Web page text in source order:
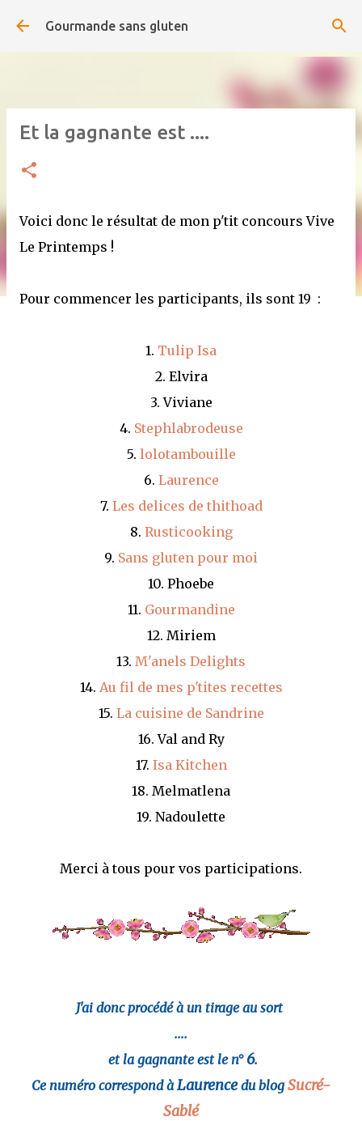
Accéder au contenu principal
Gourmande sans gluten
Et la gagnante est ....
Voici donc le résultat de mon p'tit concours Vive
Le Printemps !
Pour commencer les participants, ils sont 19 :
1. Tulip Isa
2. Elvira
3. Viviane
4. Stephlabrodeuse
5. lolotambouille
6. Laurence
7. Les delices de thithoad
8. Rusticooking
9. Sans gluten pour moi
10. Phoebe
11. Gourmandine
12. Miriem
13. M'anels Delights
14. Au fil de mes p'tites recettes
15. La cuisine de Sandrine
16. Val and Ry
17. Isa Kitchen
18. Melmatlena
19. Nadoulette
Merci à tous pour vos participations.
J'ai donc procédé à un tirage au sort
....
et la gagnante est le n°6.
Ce numéro correspond à Laurencedu blogSucré-
Sablé